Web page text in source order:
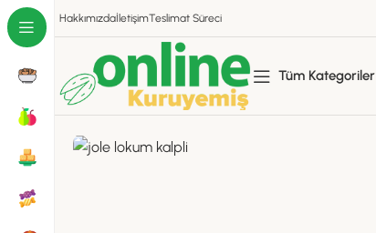
HakkımızdaİletişimTeslimat Süreci
Tüm Kategoriler